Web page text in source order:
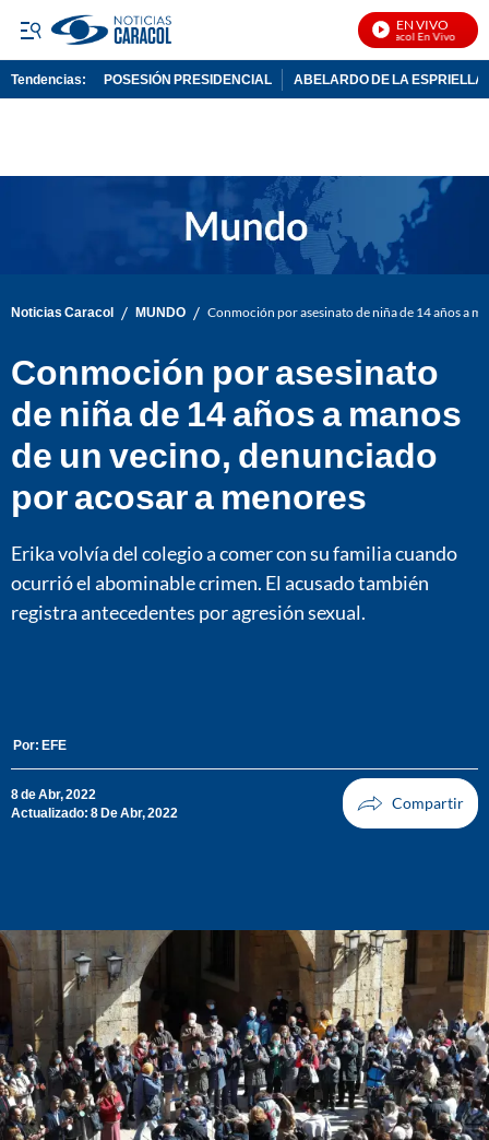
EN VIVO
Noticias Caracol En Vivo
Tendencias: POSESIÓN PRESIDENCIAL ABELARDO DE LA ESPRIELLA
Noticias Caracol / MUNDO / Conmoción por asesinato de niña de 14 años a
Conmoción por asesinato
de niña de 14 años a manos
de un vecino, denunciado
por acosar a menores
Erika volvía del colegio a comer con su familia cuando
ocurrió el abominable crimen. El acusado también
registra antecedentes por agresión sexual.
Por: EFE
8 de Abr, 2022
Actualizado: 8 De Abr, 2022